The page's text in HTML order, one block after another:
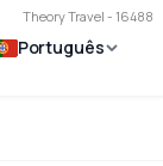
Theory Travel - 16488
Português